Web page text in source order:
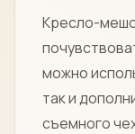
Кресло-
можно
так и
съемного